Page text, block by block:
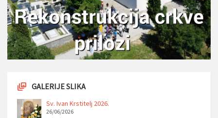
GALERIJE SLIKA
Sv. Ivan Krstitelj 2026.
26/06/2026